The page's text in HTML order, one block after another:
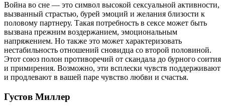
Война во сне — это символ высокой сексуальной активности,
вызванный страстью, бурей эмоций и желания близости к
половому партнеру. Такая потребность в сексе может быть
вызвана прежним воздержанием, эмоциональным
напряжением. Но также это может характеризовать
нестабильность отношений сновидца со второй половиной.
Этот союз полон противоречий от скандала до бурного соития
и примирения. Возможно, эти всплески чувств поддерживают
и продлевают в вашей паре чувство любви и счастья.
Густов Миллер